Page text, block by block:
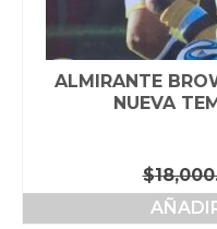
ALMIRANTE
NUEVA
$